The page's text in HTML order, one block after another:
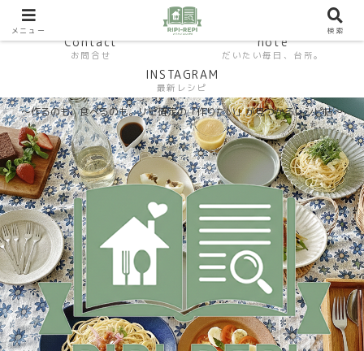
〜作るのも、食べるのも。リピ確定の「作りたい」が見つかるレシピ帖〜
HP おうちごはんラボ
Contact
お問合せ
note
だいたい毎日、台所。
INSTAGRAM
最新レシピ
メニュー 検索